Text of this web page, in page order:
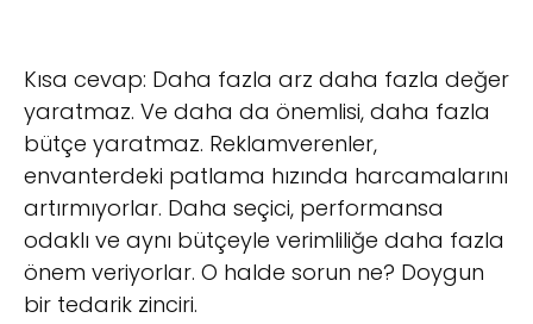
Kısa cevap: Daha fazla arz daha fazla değer
yaratmaz. Ve daha da önemlisi, daha fazla
bütçe yaratmaz. Reklamverenler,
envanterdeki patlama hızında harcamalarını
artırmıyorlar. Daha seçici, performansa
odaklı ve aynı bütçeyle verimliliğe daha fazla
önem veriyorlar. O halde sorun ne? Doygun
bir tedarik zinciri.